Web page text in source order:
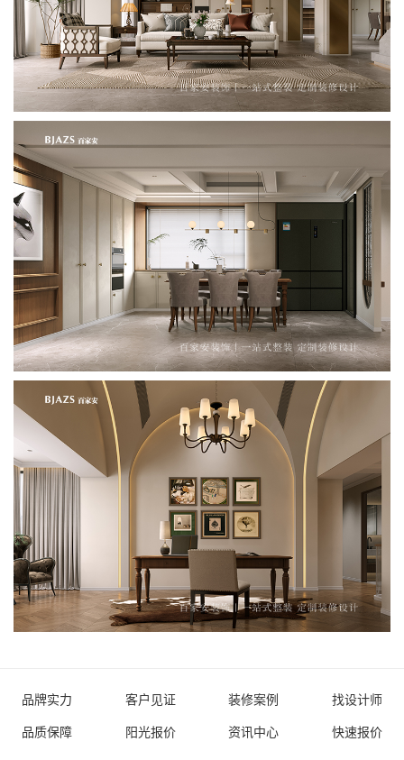
品牌实力 客户见证 装修案例
找设计师
品质保障
阳光报价 资讯中心 快速报价